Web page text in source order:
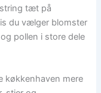
tæt på
du vælger blomster
pollen i store dele
køkkenhaven mere